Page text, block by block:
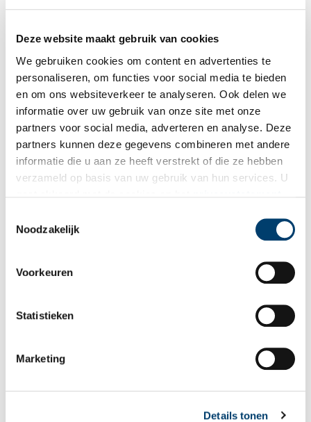
Deze website maakt gebruik van cookies
We gebruiken cookies om content en advertenties te
personaliseren, om functies voor social media te bieden
en om ons websiteverkeer te analyseren. Ook delen we
informatie over uw gebruik van onze site met onze
partners voor social media, adverteren en analyse. Deze
partners kunnen deze gegevens combineren met andere
informatie die u aan ze heeft verstrekt of die ze hebben
verzameld op basis van uw gebruik van hun services. U
Noodzakelijk
Voorkeuren
Statistieken
Marketing
Details tonen
Bekijk meer video's
De eendenboeten op De Haukes